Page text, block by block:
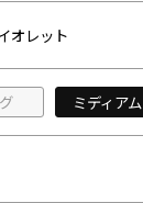
オレット
ミディアム